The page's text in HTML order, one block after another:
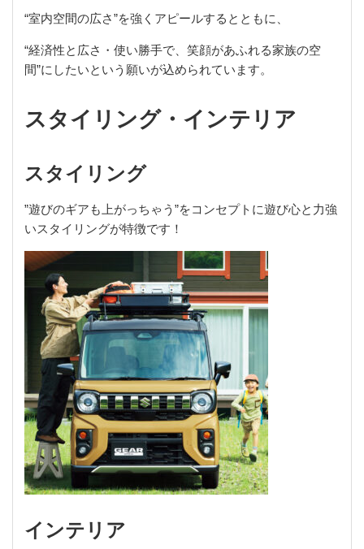
“室内空間の広さ”を強くアピールするとともに、
“経済性と広さ・使い勝手で、笑顔があふれる家族の空
間”にしたいという願いが込められています。
スタイリング・インテリア
スタイリング
”遊びのギアも上がっちゃう”をコンセプトに遊び心と力強
いスタイリングが特徴です！
インテリア